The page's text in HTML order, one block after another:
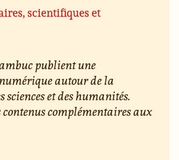
scientifiques et
publient une
autour de la
et des humanités.
contenus complémentaires aux